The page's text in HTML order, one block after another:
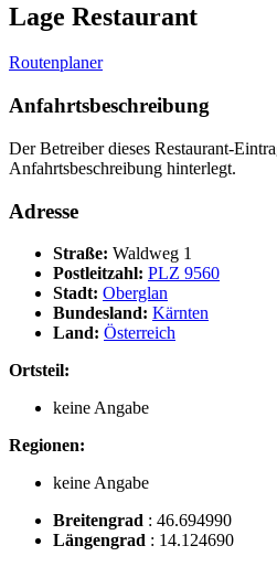
Lage Restaurant
Routenplaner
Anfahrtsbeschreibung
Der Betreiber dieses Restaurant-
Anfahrtsbeschreibung hinterlegt.
Adresse
Straße: Waldweg 1
Postleitzahl: PLZ 9560
Stadt: Oberglan
Bundesland: Kärnten
Land: Österreich
Ortsteil:
keine Angabe
Regionen:
keine Angabe
Breitengrad : 46.694990
Längengrad : 14.124690